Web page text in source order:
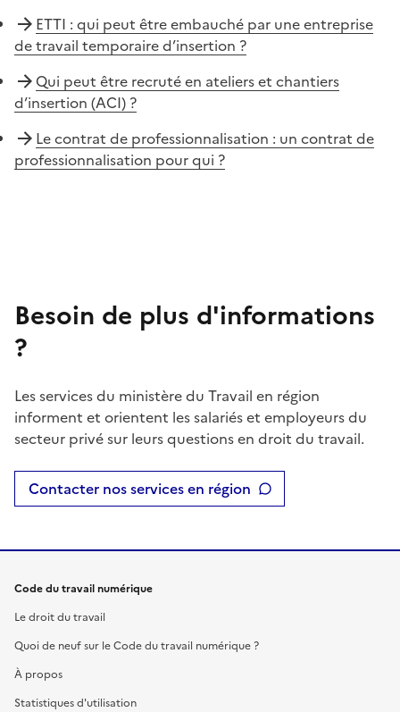
ETTI : qui peut être embauché par une entreprise
de travail temporaire d’insertion ?
Qui peut être recruté en ateliers et chantiers
d’insertion (ACI) ?
Le contrat de professionnalisation : un contrat de
professionnalisation pour qui ?
Besoin de plus d'informations
?
Les services du ministère du Travail en région
informent et orientent les salariés et employeurs du
secteur privé sur leurs questions en droit du travail.
Contacter nos services en région
Code du travail numérique
Le droit du travail
Quoi de neuf sur le Code du travail numérique ?
À propos
Statistiques d'utilisation